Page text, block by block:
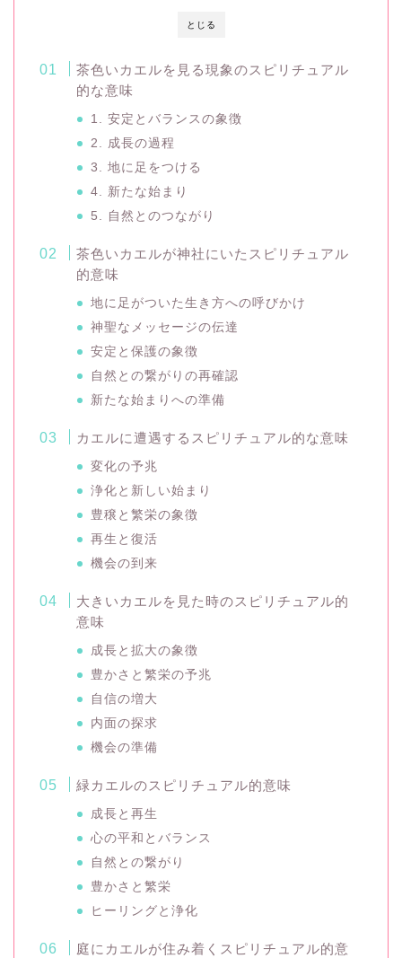
とじる
茶色いカエルを見る現象のスピリチュアル
的な意味
1. 安定とバランスの象徴
2. 成長の過程
3. 地に足をつける
4. 新たな始まり
5. 自然とのつながり
茶色いカエルが神社にいたスピリチュアル
的意味
地に足がついた生き方への呼びかけ
神聖なメッセージの伝達
安定と保護の象徴
自然との繋がりの再確認
新たな始まりへの準備
カエルに遭遇するスピリチュアル的な意味
変化の予兆
浄化と新しい始まり
豊穣と繁栄の象徴
再生と復活
機会の到来
大きいカエルを見た時のスピリチュアル的
意味
成長と拡大の象徴
豊かさと繁栄の予兆
自信の増大
内面の探求
機会の準備
緑カエルのスピリチュアル的意味
成長と再生
心の平和とバランス
自然との繋がり
豊かさと繁栄
ヒーリングと浄化
庭にカエルが住み着くスピリチュアル的意